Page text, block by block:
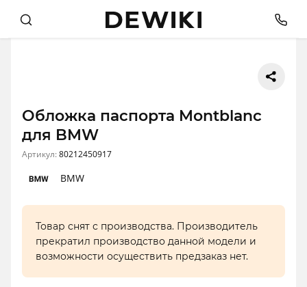
Обложка паспорта Montblanc
для BMW
Артикул:80212450917
BMW
Товар снят с производства. Производитель
прекратил производство данной модели и
возможности осуществить предзаказ нет.